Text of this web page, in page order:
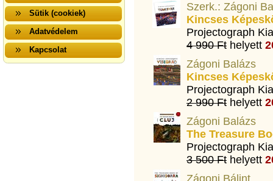
Sütik (cookiek)
Adatvédelem
Kapcsolat
Szerk.: Zágoni
Kincses
Projectograph
4 990 Ft helyett
Zágoni Balázs
Kincses
Projectograph
2 990 Ft helyett
Zágoni Balázs
The Treasure
Projectograph
3 500 Ft helyett
Zágoni Bálint